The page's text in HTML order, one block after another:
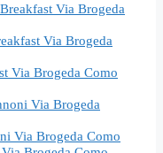
Via Brogeda
Via Brogeda
Via Brogeda Como
Via Brogeda
Via Brogeda Como